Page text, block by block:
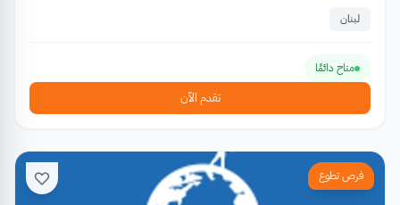
لبنان
متاح دائمًا
تقدم الآن
فرص تطوع